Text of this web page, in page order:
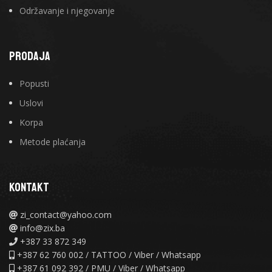
Održavanje i njegovanje
PRODAJA
Popusti
Uslovi
Korpa
Metode plaćanja
KONTAKT
zi_contact@yahoo.com
info@zix.ba
+387 33 872 349
+387 62 760 002 / TATTOO / Viber / Whatsapp
+387 61 092 392 / PMU / Viber / Whatsapp